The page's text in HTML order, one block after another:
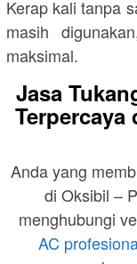
Kerap kali tanpa
masih
maksimal.
Jasa
Anda yang
di Oksibil –
menghubungi
AC